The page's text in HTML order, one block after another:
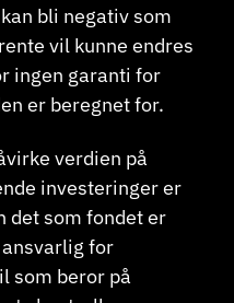
bli negativ som
vil kunne endres
ingen garanti for
er beregnet for.
verdien på
investeringer er
det som fondet er
for
som beror på